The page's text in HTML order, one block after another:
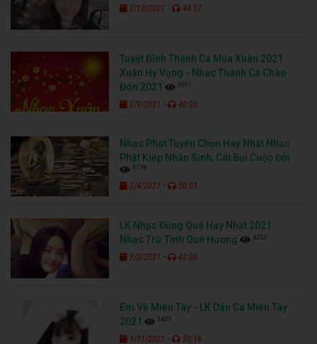
2/18/2021 - 44:07
Tuyệt Đỉnh Thánh Ca Mùa Xuân 2021
Xuân Hy Vọng - Nhạc Thánh Ca Chào
Đón 2021
3611
2/9/2021 - 40:00
Nhạc Phật Tuyển Chọn Hay Nhất Nhạc
Phật Kiếp Nhân Sinh, Cát Bụi Cuộc Đời
3739
2/4/2021 - 50:03
LK Nhạc Đồng Quê Hay Nhất 2021
Nhạc Trữ Tình Quê Hương
4252
2/2/2021 - 43:00
Em Về Miền Tây - LK Dân Ca Miền Tây
2021
3439
1/31/2021 - 50:16